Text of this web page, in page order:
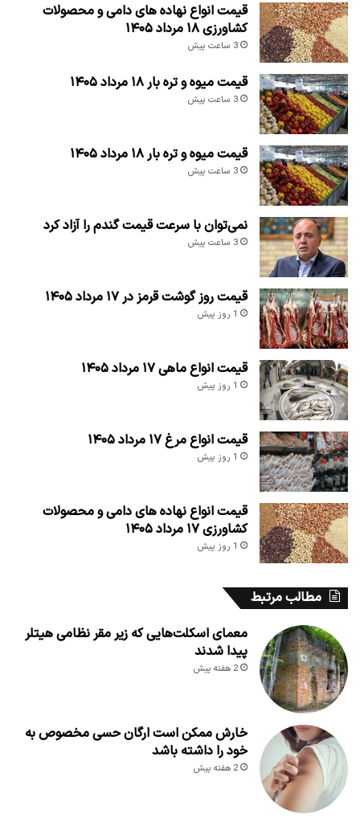
قیمت انواع نهاده های دامی و محصولات
کشاورزی ۱۸ مرداد ۱۴۰۵
3 ساعت پیش
قیمت میوه و تره بار ۱۸ مرداد ۱۴۰۵
3 ساعت پیش
قیمت میوه و تره بار ۱۸ مرداد ۱۴۰۵
3 ساعت پیش
نمی‌توان با سرعت قیمت گندم را آزاد کرد
3 ساعت پیش
قیمت روز گوشت قرمز در ۱۷ مرداد ۱۴۰۵
1 روز پیش
قیمت انواع ماهی ۱۷ مرداد ۱۴۰۵
1 روز پیش
قیمت انواع مرغ ۱۷ مرداد ۱۴۰۵
1 روز پیش
قیمت انواع نهاده های دامی و محصولات
کشاورزی ۱۷ مرداد ۱۴۰۵
1 روز پیش
مطالب مرتبط
معمای اسکلت‌هایی که زیر مقر نظامی هیتلر
پیدا شدند
2 هفته پیش
خارش ممکن است ارگان حسی مخصوص به
خود را داشته باشد
2 هفته پیش